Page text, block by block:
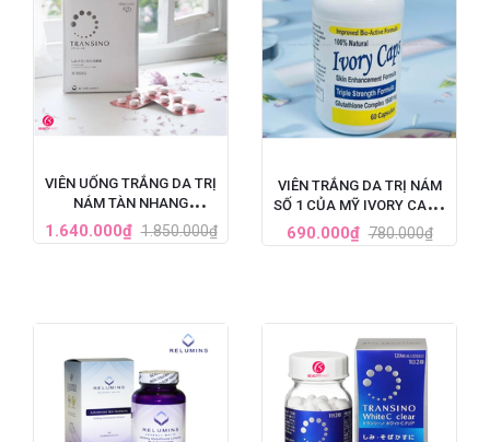
VIÊN UỐNG TRẮNG DA TRỊ
NÁM TÀN NHANG
TRANSINO WHITENING HỘP
240 VIÊN
1.640.000₫ 1.850.000₫
VIÊN TRẮNG DA TRỊ NÁM
SỐ 1 CỦA MỸ IVORY CAPS
GLUTATHIONE (1500MG X
60 VIÊN)
690.000₫ 780.000₫